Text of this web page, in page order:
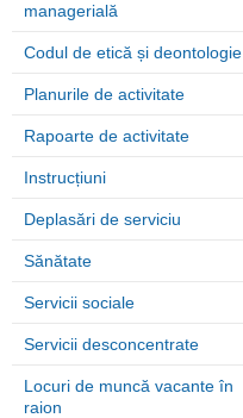
managerială
Codul de etică și deontologie
Planurile de activitate
Rapoarte de activitate
Instrucțiuni
Deplasări de serviciu
Sănătate
Servicii sociale
Servicii desconcentrate
Locuri de muncă vacante în
raion